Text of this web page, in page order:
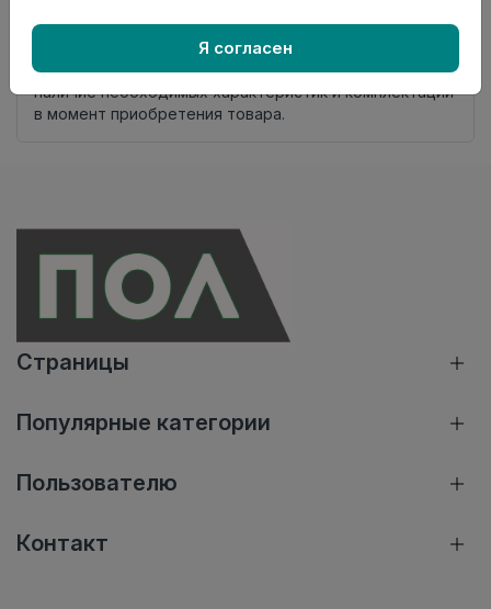
Внимание! Внешний вид товара может отличаться от
представленного на настоящем сайте. Проверяйте
наличие необходимых характеристик и комплектации
в момент приобретения товара.
Страницы
Популярные категории
Пользователю
Контакт
Я согласен